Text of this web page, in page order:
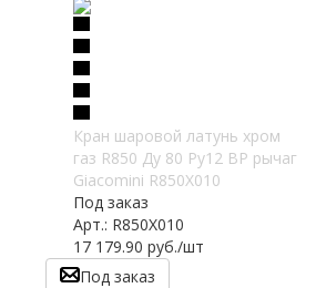
Кран шаровой латунь хром
газ R850 Ду 80 Ру12 ВР рычаг
Giacomini R850X010
Под заказ
Арт.: R850X010
17 179.90 руб./шт
Под заказ